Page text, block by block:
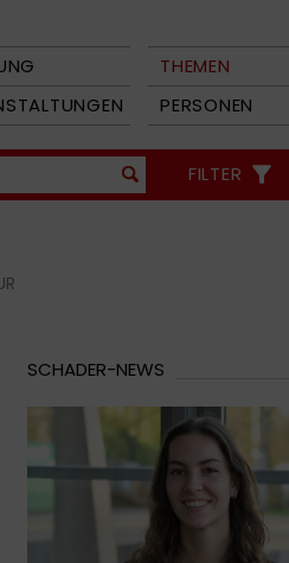
THEMEN
PERSONEN
FILTER
SCHADER-NEWS